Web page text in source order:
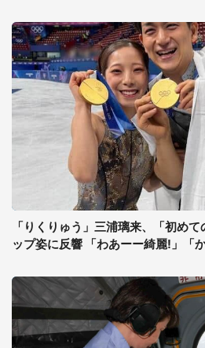
「りくりゅう」三浦璃来、「初め
ップ姿に反響 「わあーー綺麗!」「